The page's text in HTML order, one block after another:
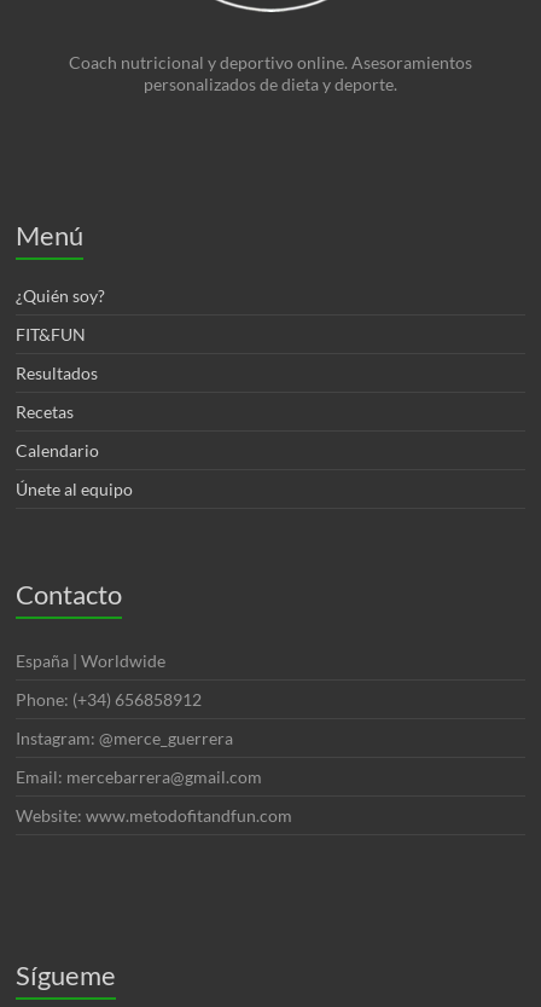
Coach nutricional y deportivo online. Asesoramientos
personalizados de dieta y deporte.
Menú
¿Quién soy?
FIT&FUN
Resultados
Recetas
Calendario
Únete al equipo
Contacto
España | Worldwide
Phone: (+34) 656858912
Instagram: @merce_guerrera
Email: mercebarrera@gmail.com
Website: www.metodofitandfun.com
Sígueme